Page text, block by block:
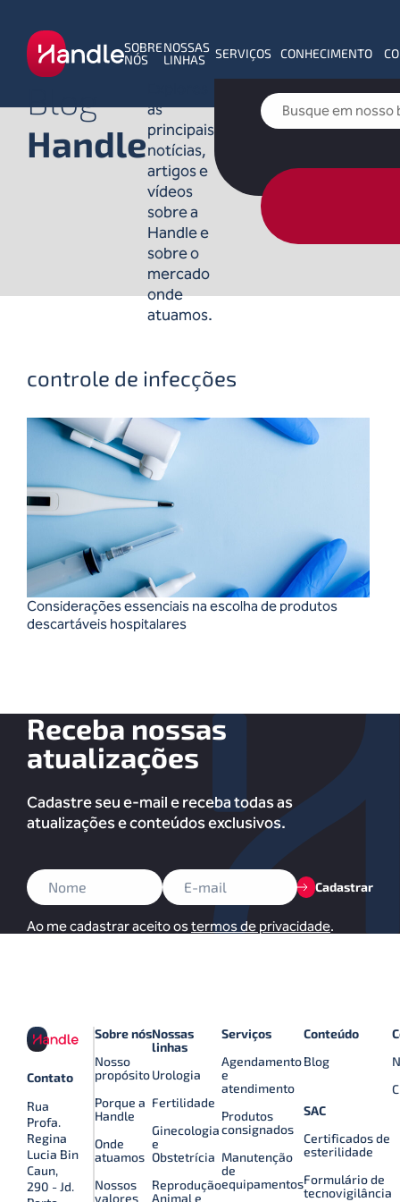
SOBRE
NÓS
NOSSAS
LINHAS
SERVIÇOS CONHECIMENTO
Blog
Handle
as
principais
notícias,
artigos e
vídeos
sobre a
Handle e
sobre o
mercado
onde
atuamos.
controle de infecções
Considerações essenciais na escolha de produtos
descartáveis hospitalares
Receba nossas
atualizações
Cadastre seu e-mail e receba todas as
atualizações e conteúdos exclusivos.
Cadastrar
Ao me cadastrar aceito ostermos de privacidade.
Contato
Rua
Profa.
Regina
Lucia Bin
Caun,
290 - Jd.
Sobre nós
Nosso
propósito
Porque a
Handle
Onde
atuamos
Nossos
valores
Nossas
linhas
Urologia
Fertilidade
Ginecologia
e
Obstetrícia
Reprodução
Animal e
Serviços
Agendamento
e
atendimento
Produtos
consignados
Manutenção
de
equipamentos
Conteúdo
Blog
SAC
Certificados de
esterilidade
Formulário de
tecnovigilância